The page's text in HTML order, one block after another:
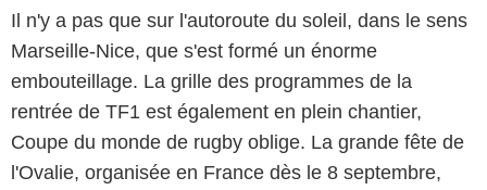
Il n'y a pas que sur l'autoroute du soleil, dans le sens
Marseille-Nice, que s'est formé un énorme
embouteillage. La grille des programmes de la
rentrée de TF1 est également en plein chantier,
Coupe du monde de rugby oblige. La grande fête de
l'Ovalie, organisée en France dès le 8 septembre,